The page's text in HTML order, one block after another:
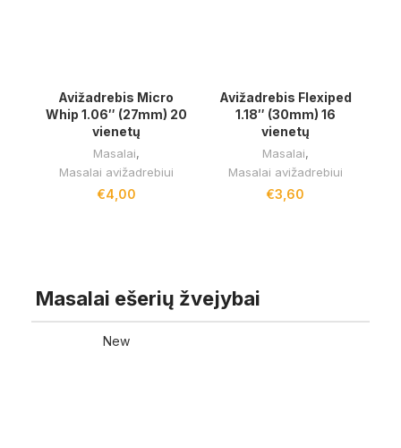
Avižadrebis Micro
Whip 1.06″ (27mm) 20
vienetų
Masalai,
Masalai avižadrebiui
€4,00
Avižadrebis Flexiped
1.18″ (30mm) 16
vienetų
Masalai,
Masalai avižadrebiui
€3,60
Masalai ešerių žvejybai
New